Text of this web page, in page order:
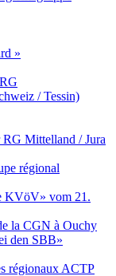
»
/ Tessin)
Mittelland / Jura
régional
KVöV» vom 21.
la CGN à Ouchy
den SBB»
régionaux ACTP